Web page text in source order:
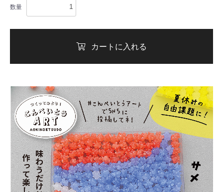
数量
カートに入れる